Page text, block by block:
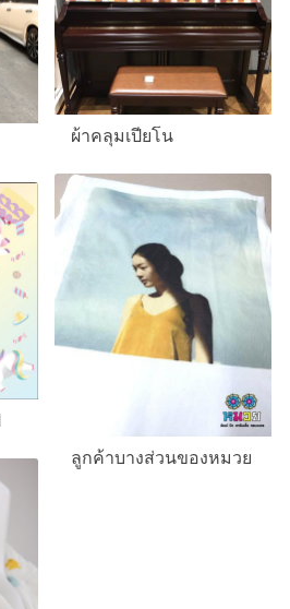
ผ้าคลุมเปียโน
ลูกค้าบางส่วนของหมวย